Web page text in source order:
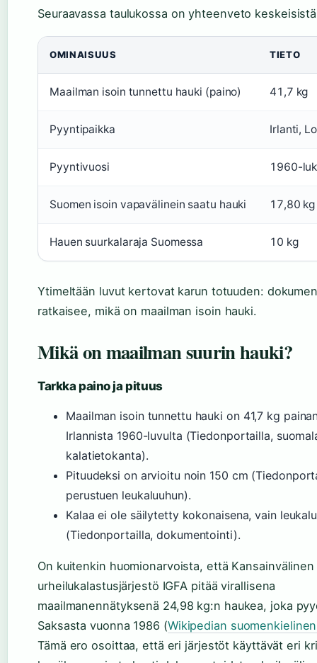
Seuraavassa taulukossa on yhteenveto
OMINAISUUS TIETO
Maailman isoin tunnettu hauki (paino) 41,7 kg
Pyyntipaikka Irlanti,
Pyyntivuosi 1960-
Suomen isoin vapavälinein saatu hauki 17,80 kg
Hauen suurkalaraja Suomessa 10 kg
Ytimeltään luvut kertovat karun totuuden:
ratkaisee, mikä on maailman isoin hauki.
Mikä on maailman suurin hauki?
Tarkka paino ja pituus
Maailman isoin tunnettu hauki on 41,7 kg
Irlannista 1960-luvulta (Tiedonportailla,
kalatietokanta).
Pituudeksi on arvioitu noin 150 cm
perustuen leukaluuhun).
Kalaa ei ole säilytetty kokonaisena, vain
(Tiedonportailla, dokumentointi).
On kuitenkin huomionarvoista, että Kansainvälinen
urheilukalastusjärjestö IGFA pitää virallisena
maailmanennätyksenä 24,98 kg:n haukea, joka
Saksasta vuonna 1986 (Wikipedian
Tämä ero osoittaa, että eri järjestöt käyttävät eri